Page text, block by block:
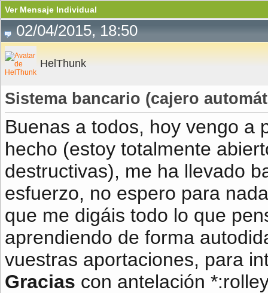
Ver Mensaje Individual
02/04/2015, 18:50
HelThunk
Sistema bancario (cajero
Buenas a todos, hoy vengo a
hecho (estoy totalmente
destructivas), me ha llevado
esfuerzo, no espero para
que me digáis todo lo que
aprendiendo de forma
vuestras aportaciones, para
Gracias con antelación